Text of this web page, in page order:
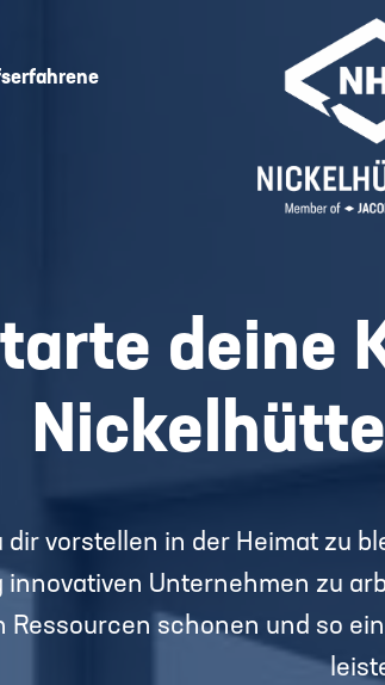
deine
dir vorstellen in der Heimat zu
innovativen Unternehmen zu
Ressourcen schonen und so